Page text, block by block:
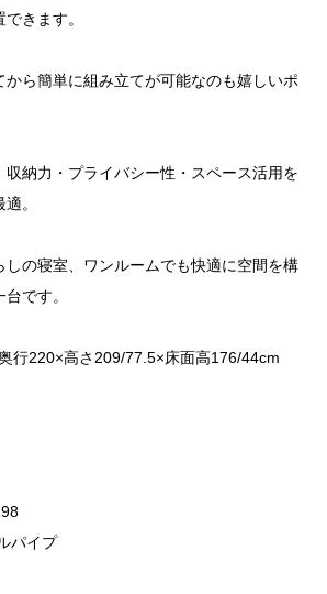
きます。
ら簡単に組み立てが可能なのも嬉しいポ
収納力・プライバシー性・スペース活用を
。
しの寝室、ワンルームでも快適に空間を構
です。
行220×高さ209/77.5×床面高176/44cm
パイプ